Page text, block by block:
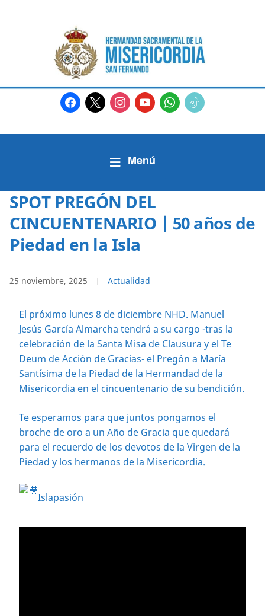
facebook
x instagram
youtubewhatsapp
tiktok2
SPOT PREGÓN DEL
CINCUENTENARIO | 50 años de
Piedad en la Isla
25 noviembre, 2025 Actualidad
El próximo lunes 8 de diciembre NHD. Manuel
Jesús García Almarcha tendrá a su cargo -tras la
celebración de la Santa Misa de Clausura y el Te
Deum de Acción de Gracias- el Pregón a María
Santísima de la Piedad de la Hermandad de la
Misericordia en el cincuentenario de su bendición.
Te esperamos para que juntos pongamos el
broche de oro a un Año de Gracia que quedará
para el recuerdo de los devotos de la Virgen de la
Piedad y los hermanos de la Misericordia.
Islapasión